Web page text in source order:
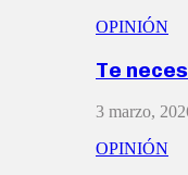
OPINIÓN
Te
3 marzo,
OPINIÓN